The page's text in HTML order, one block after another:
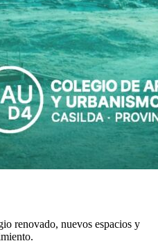
renovado, nuevos espacios y